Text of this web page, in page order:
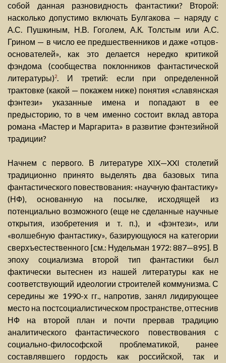
собой данная разновидность фантастики? Второй:
насколько допустимо включать Булгакова — наряду с
А.С. Пушкиным, Н.В. Гоголем, А.К. Толстым или А.С.
Грином — в число ее предшественников и даже «отцов-
основателей», как это делается нередко критикой
фэндома (сообщества поклонников фантастической
литературы)2. И третий: если при определенной
трактовке (какой — покажем ниже) понятия «славянская
фэнтези» указанные имена и попадают в ее
предысторию, то в чем именно состоит вклад автора
романа «Мастер и Маргарита» в развитие фэнтезийной
традиции?
Начнем с первого. В литературе XIX—XXI столетий
традиционно принято выделять два базовых типа
фантастического повествования: «научную фантастику»
(НФ), основанную на посылке, исходящей из
потенциально возможного (еще не сделанные научные
открытия, изобретения и т. п.), и «фэнтези», или
«волшебную фантастику», базирующуюся на категории
сверхъестественного [см.: Нудельман 1972: 887—895]. В
эпоху социализма второй тип фантастики был
фактически вытеснен из нашей литературы как не
соответствующий идеологии строителей коммунизма. С
середины же 1990-х гг., напротив, занял лидирующее
место на постсоциалистическом пространстве, оттеснив
НФ на второй план и почти прервав традицию
аналитического фантастического повествования с
социально-философской проблематикой, ранее
составлявшего гордость как российской, так и